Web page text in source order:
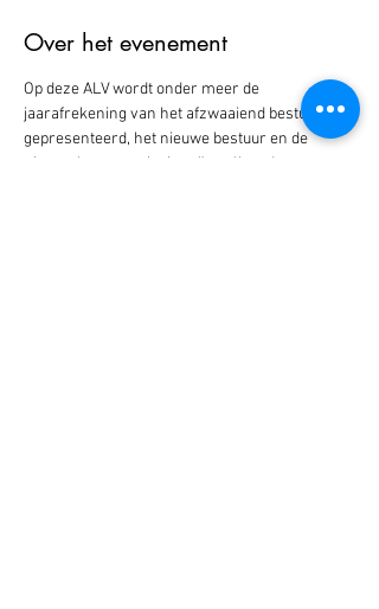
Over het evenement
Op deze ALV wordt onder meer de
jaarafrekening van het afzwaaiend bestuur
gepresenteerd, het nieuwe bestuur en de
nieuwe kascommissie geïnstalleerd en een